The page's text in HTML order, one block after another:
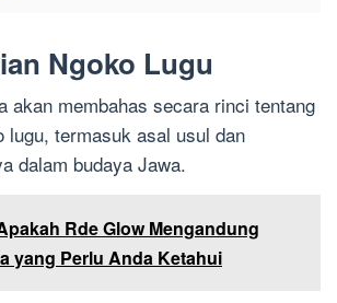
Ngoko Lugu
akan membahas secara rinci tentang
lugu, termasuk asal usul dan
dalam budaya Jawa.
Rde Glow Mengandung
yang Perlu Anda Ketahui